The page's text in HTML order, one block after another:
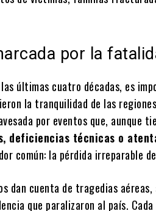
por la
últimas cuatro décadas, es
la tranquilidad de las
por eventos que, aunque
deficiencias técnicas o
común: la pérdida irreparable
dan cuenta de tragedias
que paralizaron al país.